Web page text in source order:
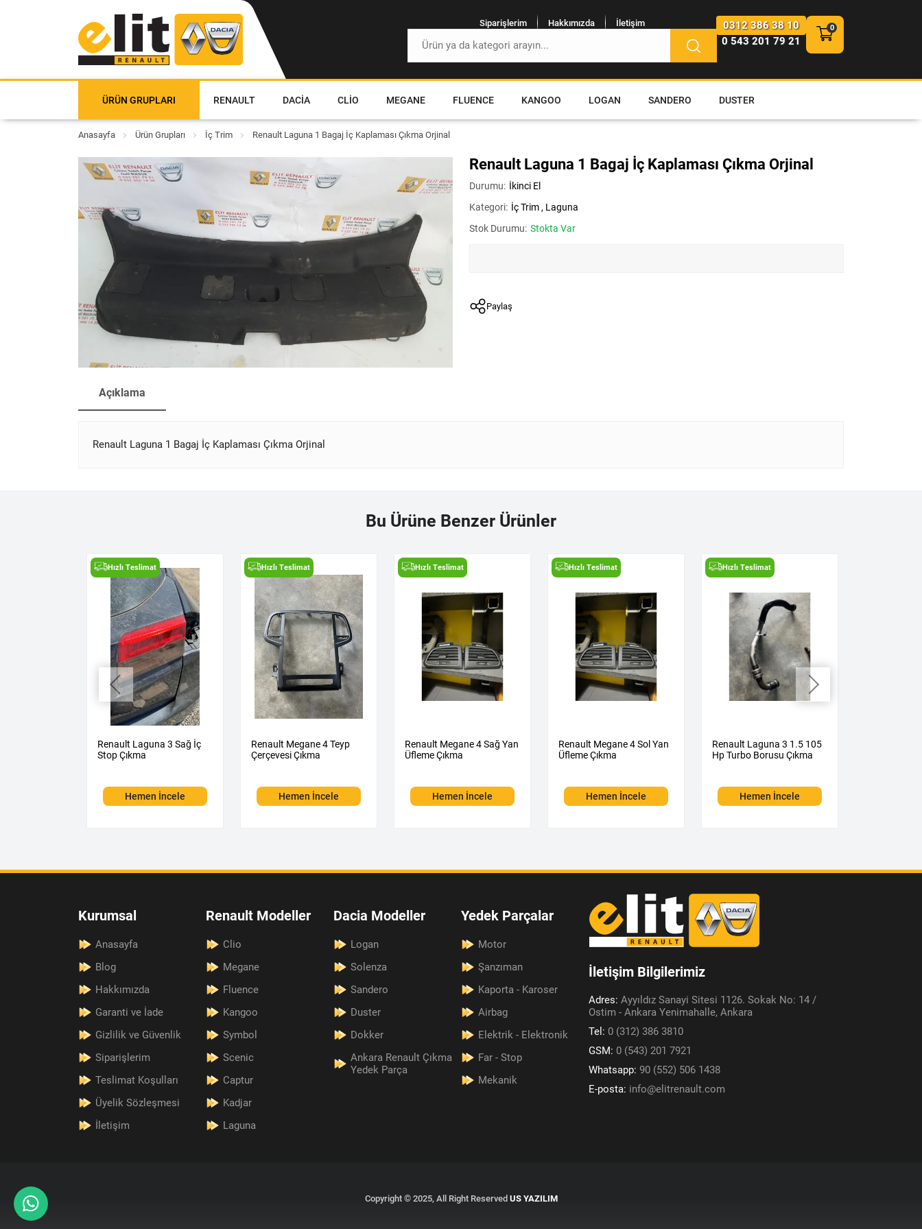
Siparişlerim Hakkımızda İletişim
0312 386 38 10
0 543 201 79 21
ÜRÜN GRUPLARI RENAULT DACIA CLIO MEGANE FLUENCE KANGOO LOGAN SANDERO DUSTER
Anasayfa Ürün Grupları İç Trim Renault Laguna 1 Bagaj İç Kaplaması Çıkma Orjinal
Renault Laguna 1 Bagaj İç Kaplaması Çıkma Orjinal
Durumu: İkinci El
Kategori: İç Trim , Laguna
Stok Durumu: Stokta Var
Paylaş
Açıklama
Renault Laguna 1 Bagaj İç Kaplaması Çıkma Orjinal
Bu Ürüne Benzer Ürünler
Hızlı Teslimat
Renault Laguna 3 Sağ İç
Stop Çıkma
Hemen İncele
Hızlı Teslimat
Renault Megane 4 Teyp
Çerçevesi Çıkma
Hemen İncele
Hızlı Teslimat
Renault Megane 4 Sağ Yan
Üfleme Çıkma
Hemen İncele
Hızlı Teslimat
Renault Megane 4 Sol Yan
Üfleme Çıkma
Hemen İncele
Hızlı Teslimat
Renault Laguna 3 1.5 105
Hp Turbo Borusu Çıkma
Hemen İncele
Kurumsal
Anasayfa
Blog
Hakkımızda
Garanti ve İade
Gizlilik ve Güvenlik
Siparişlerim
Teslimat Koşulları
Üyelik Sözleşmesi
İletişim
Renault Modeller
Clio
Megane
Fluence
Kangoo
Symbol
Scenic
Captur
Kadjar
Laguna
Dacia Modeller
Logan
Solenza
Sandero
Duster
Dokker
Ankara Renault Çıkma
Yedek Parça
Yedek Parçalar
Motor
Şanzıman
Kaporta - Karoser
Airbag
Elektrik - Elektronik
Far - Stop
Mekanik
İletişim Bilgilerimiz
Adres: Ayyıldız Sanayi Sitesi 1126. Sokak No: 14 /
Ostim - Ankara Yenimahalle, Ankara
Tel: 0 (312) 386 3810
GSM: 0 (543) 201 7921
Whatsapp: 90 (552) 506 1438
E-posta: info@elitrenault.com
Copyright © 2025, All Right Reserved US YAZILIM